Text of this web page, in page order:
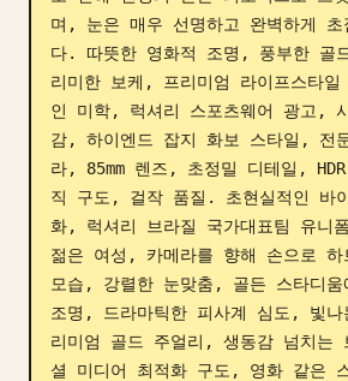
며, 눈은 매우 선명하고 완벽하게 초
다. 따뜻한 영화적 조명, 풍부한 골
리미한 보케, 프리미엄 라이프스타
인 미학, 럭셔리 스포츠웨어 광고,
감, 하이엔드 잡지 화보 스타일, 전
라, 85mm 렌즈, 초정밀 디테일,
직 구도, 걸작 품질. 초현실적인 바
화, 럭셔리 브라질 국가대표팀 유니
젊은 여성, 카메라를 향해 손으로 하
모습, 강렬한 눈맞춤, 골든 스타디움
조명, 드라마틱한 피사계 심도, 빛
리미엄 골드 주얼리, 생동감 넘치는
셜 미디어 최적화 구도, 영화 같은